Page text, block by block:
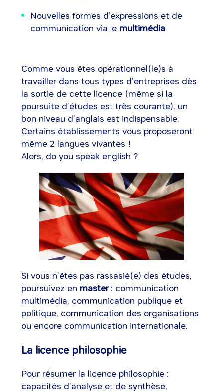
Nouvelles formes d’expressions et de
communication via le multimédia
Comme vous êtes opérationnel(le)s à
travailler dans tous types d’entreprises dès
la sortie de cette licence (même si la
poursuite d’études est très courante), un
bon niveau d’anglais est indispensable.
Certains établissements vous proposeront
même 2 langues vivantes !
Alors, do you speak english ?
Si vous n’êtes pas rassasié(e) des études,
poursuivez en master: communication
multimédia, communication publique et
politique, communication des organisations
ou encore communication internationale.
La licence philosophie
Pour résumer la licence philosophie :
capacités d’analyse et de synthèse,